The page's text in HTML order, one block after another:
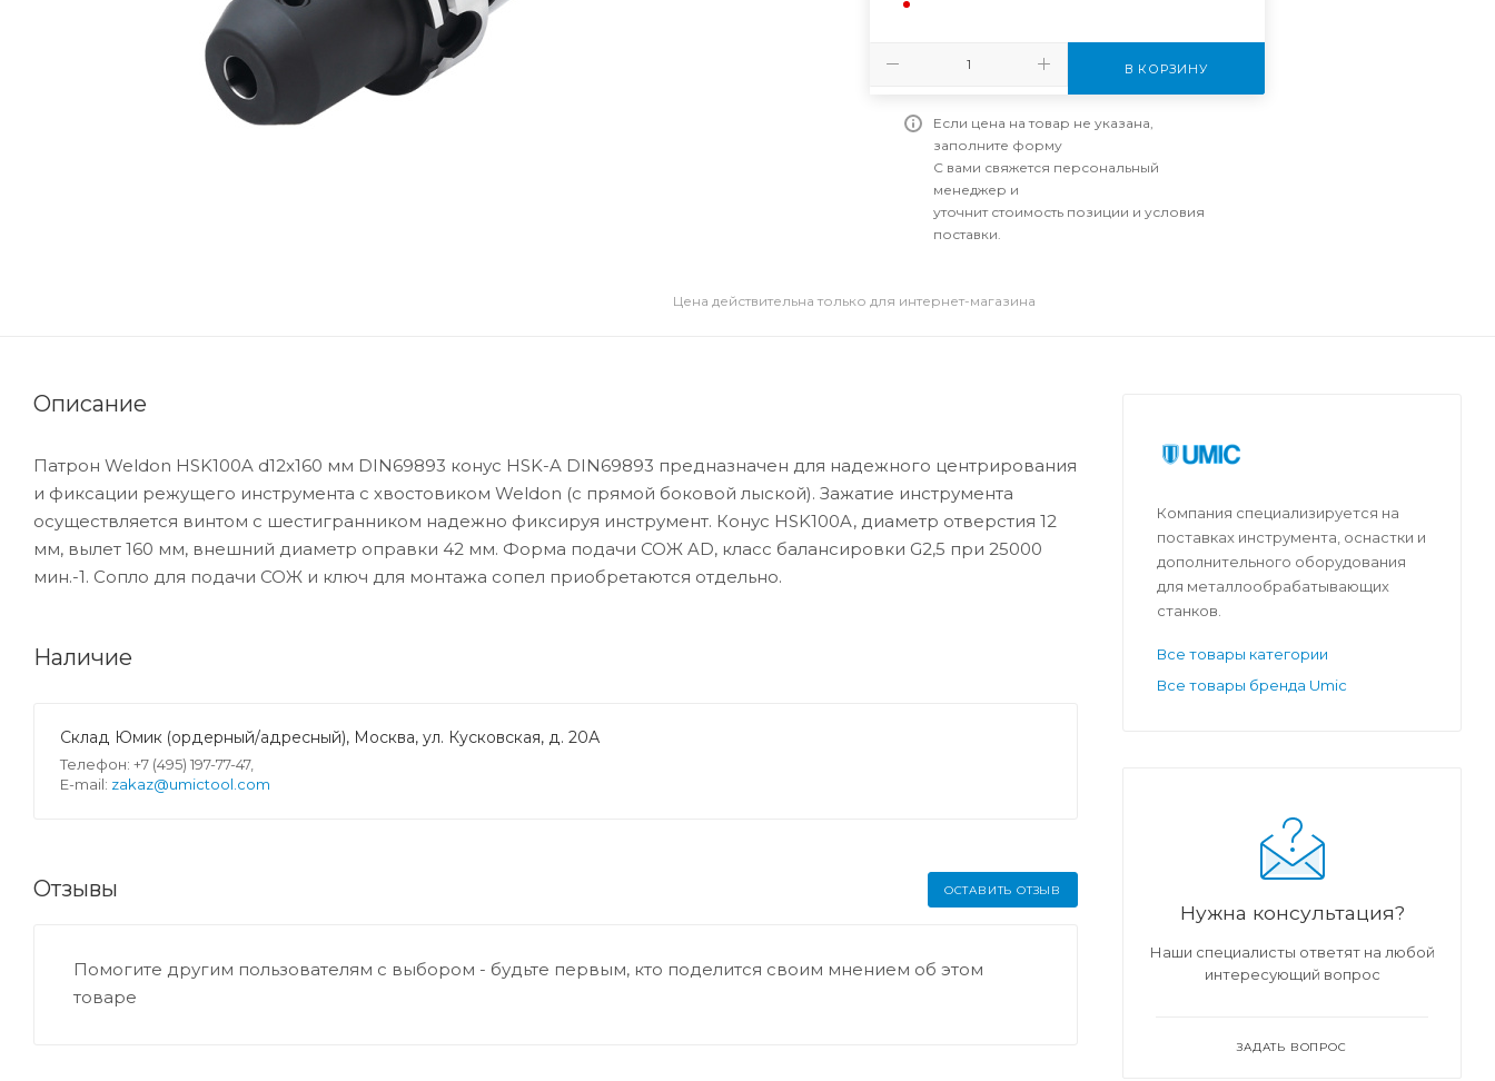
В КОРЗИНУ
Если цена на товар не указана,
заполните форму
С вами свяжется персональный
менеджер и
уточнит стоимость позиции и условия
поставки.
Цена действительна только для интернет-магазина
Описание
Патрон Weldon HSK100A d12x160 мм DIN69893 конус HSK-A DIN69893 предназначен для надежного центрирования
и фиксации режущего инструмента с хвостовиком Weldon (с прямой боковой лыской). Зажатие инструмента
осуществляется винтом с шестигранником надежно фиксируя инструмент. Конус HSK100A, диаметр отверстия 12
мм, вылет 160 мм, внешний диаметр оправки 42 мм. Форма подачи СОЖ AD, класс балансировки G2,5 при 25000
мин.-1. Сопло для подачи СОЖ и ключ для монтажа сопел приобретаются отдельно.
Наличие
Склад Юмик (ордерный/адресный), Москва, ул. Кусковская, д. 20А
Телефон: +7 (495) 197-77-47,
E-mail: zakaz@umictool.com
Отзывы ОСТАВИТЬ ОТЗЫВ
Помогите другим пользователям с выбором - будьте первым, кто поделится своим мнением об этом
товаре
Компания специализируется на
поставках инструмента, оснастки и
дополнительного оборудования
для металлообрабатывающих
станков.
Все товары категории
Все товары бренда Umic
Нужна консультация?
Наши специалисты ответят на любой
интересующий вопрос
ЗАДАТЬ ВОПРОС